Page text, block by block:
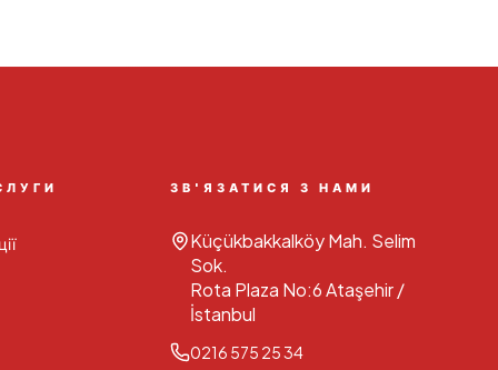
ЗВ'ЯЗАТИСЯ З НАМИ
Küçükbakkalköy Mah. Selim
Sok.
Rota Plaza No:6 Ataşehir /
İstanbul
0216 575 25 34